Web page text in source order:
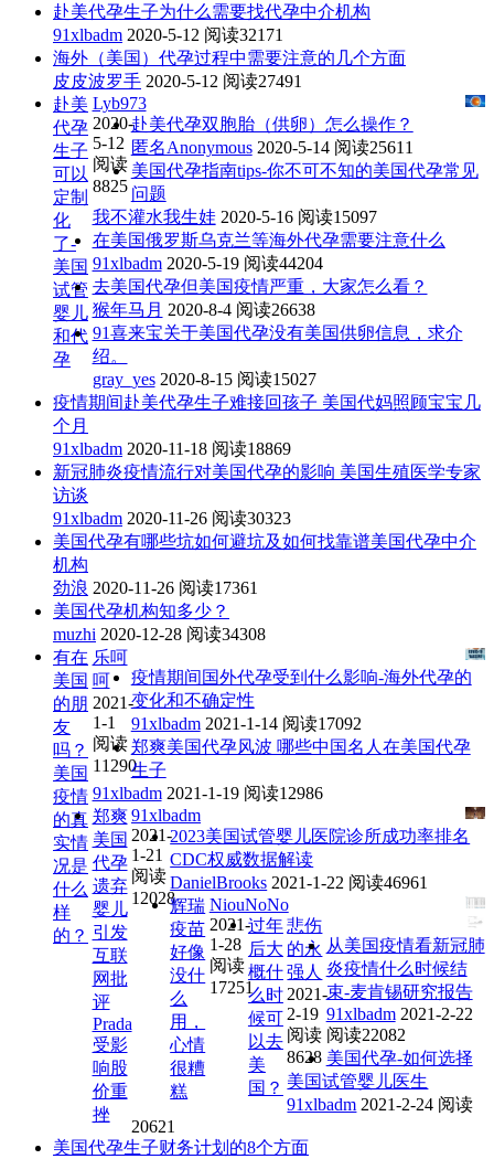
赴美代孕生子为什么需要找代孕中介机构
91xlbadm 2020-5-12 阅读32171
海外（美国）代孕过程中需要注意的几个方面
皮皮波罗手 2020-5-12 阅读27491
赴美
代孕
生子
可以
定制
化
了-
美国
试管
婴儿
和代
孕
Lyb973
2020-
5-12
阅读
8825
赴美代孕双胞胎（供卵）怎么操作？
匿名Anonymous 2020-5-14 阅读25611
美国代孕指南tips-你不可不知的美国代孕常见
问题
我不灌水我生娃 2020-5-16 阅读15097
在美国俄罗斯乌克兰等海外代孕需要注意什么
91xlbadm 2020-5-19 阅读44204
去美国代孕但美国疫情严重，大家怎么看？
猴年马月 2020-8-4 阅读26638
91喜来宝关于美国代孕没有美国供卵信息，求介
绍。
gray_yes 2020-8-15 阅读15027
疫情期间赴美代孕生子难接回孩子 美国代妈照顾宝宝几
个月
91xlbadm 2020-11-18 阅读18869
新冠肺炎疫情流行对美国代孕的影响 美国生殖医学专家
访谈
91xlbadm 2020-11-26 阅读30323
美国代孕有哪些坑如何避坑及如何找靠谱美国代孕中介
机构
劲浪 2020-11-26 阅读17361
美国代孕机构知多少？
muzhi 2020-12-28 阅读34308
有在
美国
的朋
友
吗？
美国
疫情
的真
实情
况是
什么
样
的？
乐呵
呵
2021-
1-1
阅读
11290
疫情期间国外代孕受到什么影响-海外代孕的
变化和不确定性
91xlbadm 2021-1-14 阅读17092
郑爽美国代孕风波 哪些中国名人在美国代孕
生子
91xlbadm 2021-1-19 阅读12986
郑爽
美国
代孕
遗弃
婴儿
引发
互联
网批
评
Prada
受影
响股
价重
挫
91xlbadm
2021-
1-21
阅读
12028
2023美国试管婴儿医院诊所成功率排名
CDC权威数据解读
DanielBrooks 2021-1-22 阅读46961
辉瑞
疫苗
好像
没什
么
用，
心情
很糟
糕
NiouNoNo
2021-
1-28
阅读
17251
过年
后大
概什
么时
候可
以去
美
国？
悲伤
的永
强人
2021-
2-19
阅读
8628
从美国疫情看新冠肺
炎疫情什么时候结
束-麦肯锡研究报告
91xlbadm 2021-2-22
阅读22082
美国代孕-如何选择
美国试管婴儿医生
91xlbadm 2021-2-24 阅读
20621
美国代孕生子财务计划的8个方面